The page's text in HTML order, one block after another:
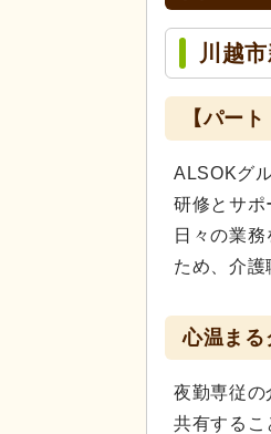
川越
【パー
ALSOKグ
研修とサポ
日々の業
ため、介護
心温まる
夜勤専従の
共有するこ